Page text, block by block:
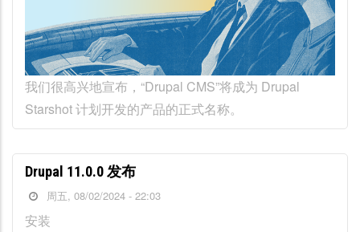
我们很高兴地宣布，“Drupal CMS”将成为 Drupal
Starshot 计划开发的产品的正式名称。
Drupal 11.0.0 发布
周五, 08/02/2024 - 22:03
安装